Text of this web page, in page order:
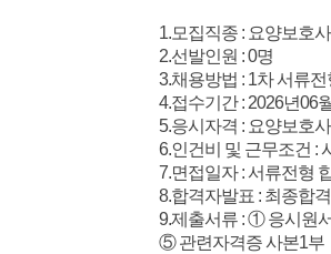
1.모집직종 : 요양보호사
2.선발인원 : 0명
3.채용방법 : 1차 서류
4.접수기간 : 2026년06
5.응시자격 : 요양보호
6.인건비 및 근무조건 :
7.면접일자 : 서류전형
8.합격자발표 : 최종합
9.제출서류 : ① 응시원
⑤ 관련자격증 사본1부